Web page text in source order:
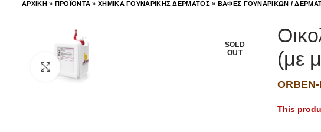
ΑΡΧΙΚΗ» ΠΡΟΪΟΝΤΑ »ΧΗΜΙΚΑ ΓΟΥΝΑΡΙΚΗΣ ΔΕΡΜΑΤΟΣ » ΒΑΦΕΣ ΓΟΥΝΑΡΙΚΩΝ /
SOLD
OUT
Click to enlarge
(με
This